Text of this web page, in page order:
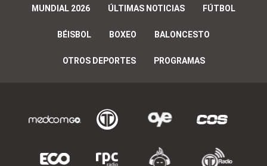
MUNDIAL 2026 ÚLTIMAS NOTICIAS FÚTBOL
BÉISBOL BOXEO BALONCESTO
OTROS DEPORTES PROGRAMAS